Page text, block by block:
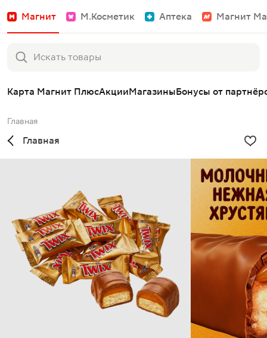
Магнит М.Косметик Аптека Магнит
Карта Магнит ПлюсАкцииМагазиныБонусы от
Главная
Главная